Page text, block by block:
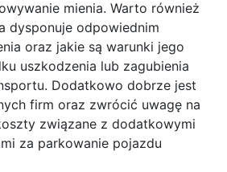
mienia. Warto również
dysponuje odpowiednim
oraz jakie są warunki jego
uszkodzenia lub zagubienia
Dodatkowo dobrze jest
firm oraz zwrócić uwagę na
związane z dodatkowymi
za parkowanie pojazdu